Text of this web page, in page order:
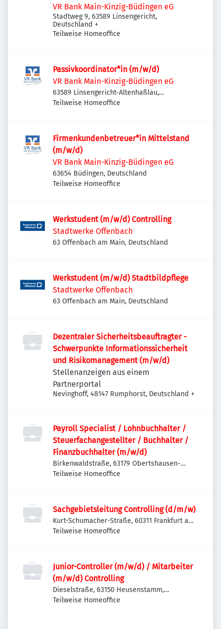
VR Bank Main-Kinzig-Büdingen eG
Stadtweg 9, 63589 Linsengericht,
Deutschland +
Teilweise Homeoffice
Passivkoordinator*in (m/w/d)
VR Bank Main-Kinzig-Büdingen eG
63589 Linsengericht-Altenhaßlau,
Deutschland
Teilweise Homeoffice
Firmenkundenbetreuer*in Mittelstand
(m/w/d)
VR Bank Main-Kinzig-Büdingen eG
63654 Büdingen, Deutschland
Teilweise Homeoffice
Werkstudent (m/w/d) Controlling
Stadtwerke Offenbach
63 Offenbach am Main, Deutschland
Werkstudent (m/w/d) Stadtbildpflege
Stadtwerke Offenbach
63 Offenbach am Main, Deutschland
Dezentraler Sicherheitsbeauftragter -
Schwerpunkte Informationssicherheit
und Risikomanagement (m/w/d)
Stellenanzeigen aus einem
Partnerportal
Nevinghoff, 48147 Rumphorst, Deutschland +
Payroll Specialist / Lohnbuchhalter /
Steuerfachangestellter / Buchhalter /
Finanzbuchhalter (m/w/d)
Birkenwaldstraße, 63179 Obertshausen-
Hausen, Deutschland
Teilweise Homeoffice
Sachgebietsleitung Controlling (d/m/w)
Kurt-Schumacher-Straße, 60311 Frankfurt am
Main-Innenstadt I, Deutschland
Teilweise Homeoffice
Junior-Controller (m/w/d) / Mitarbeiter
(m/w/d) Controlling
Dieselstraße, 63150 Heusenstamm,
Deutschland
Teilweise Homeoffice